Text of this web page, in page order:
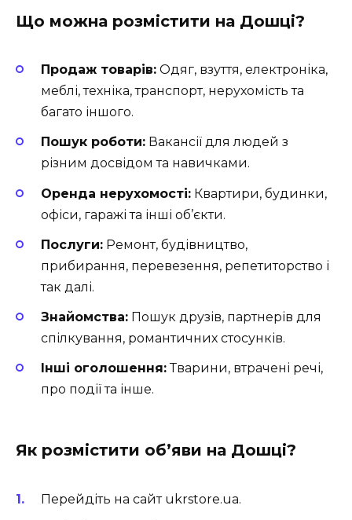
Що можна розмістити на Дошці?
Продаж товарів: Одяг, взуття, електроніка,
меблі, техніка, транспорт, нерухомість та
багато іншого.
Пошук роботи: Вакансії для людей з
різним досвідом та навичками.
Оренда нерухомості: Квартири, будинки,
офіси, гаражі та інші об’єкти.
Послуги: Ремонт, будівництво,
прибирання, перевезення, репетиторство і
так далі.
Знайомства: Пошук друзів, партнерів для
спілкування, романтичних стосунків.
Інші оголошення:Тварини, втрачені речі,
про події та інше.
Як розмістити об’яви на Дошці?
Перейдіть на сайт ukrstore.ua.